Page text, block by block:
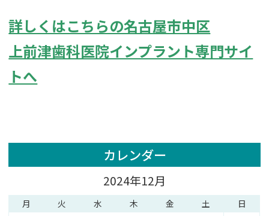
詳しくはこちらの名古屋市中区
上前津歯科医院インプラント専門サイ
トへ
カレンダー
2024年12月
月 火 水 木 金 土 日